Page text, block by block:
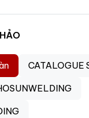
CATALOGUE